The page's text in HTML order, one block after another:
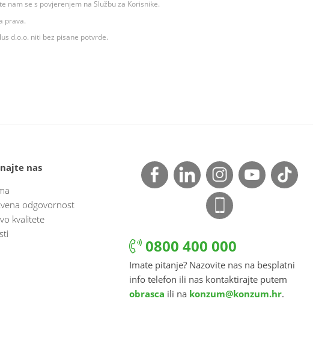
nam se s povjerenjem na Službu za Korisnike.
prava.
d.o.o. niti bez pisane potvrde.
nas
odgovornost
kvalitete
0800 400 000
Imate pitanje? Nazovite nas na besplatni
info telefon ili nas kontaktirajte putem
obrasca ili na konzum@konzum.hr.